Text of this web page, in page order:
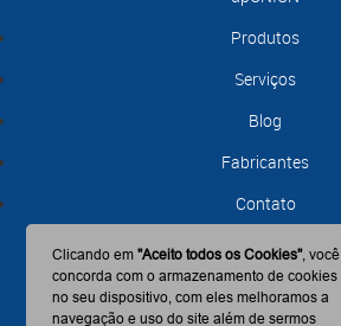
Produtos
Serviços
Blog
Fabricantes
Contato
Clicando em"Aceito todos os Cookies", você
concorda com o armazenamento de cookies
no seu dispositivo, com eles melhoramos a
navegação e uso do site além de sermos